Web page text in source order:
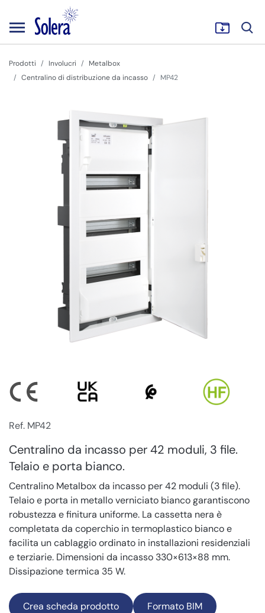
Prodotti Involucri
Metalbox
Centralino di distribuzione da incasso
MP42
Ref. MP42
Centralino da incasso per 42 moduli, 3 file.
Telaio e porta bianco.
Centralino Metalbox da incasso per 42 moduli (3 file).
Telaio e porta in metallo verniciato bianco garantiscono
robustezza e finitura uniforme. La cassetta nera è
completata da coperchio in termoplastico bianco e
facilita un cablaggio ordinato in installazioni residenziali
e terziarie. Dimensioni da incasso 330×613×88 mm.
Dissipazione termica 35 W.
Crea scheda prodotto Formato BIM